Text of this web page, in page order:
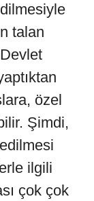
talan
özel
Şimdi,
ilgili
çok çok